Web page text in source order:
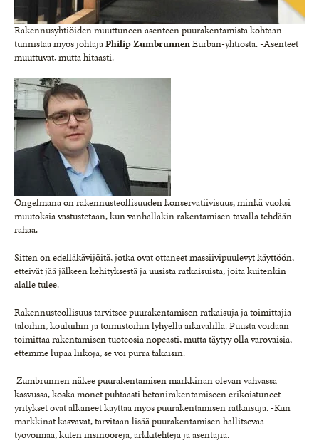
Rakennusyhtiöiden muuttuneen asenteen puurakentamista kohtaan
tunnistaa myös johtajaPhilip ZumbrunnenEurban-yhtiöstä. -Asenteet
muuttuvat, mutta hitaasti.
Ongelmana on rakennusteollisuuden konservatiivisuus, minkä vuoksi
muutoksia vastustetaan, kun vanhallakin rakentamisen tavalla tehdään
rahaa.
Sitten on edelläkävijöitä, jotka ovat ottaneet massiivipuulevyt käyttöön,
etteivät jää jälkeen kehityksestä ja uusista ratkaisuista, joita kuitenkin
alalle tulee.
Rakennusteollisuus tarvitsee puurakentamisen ratkaisuja ja toimittajia
taloihin, kouluihin ja toimistoihin lyhyellä aikavälillä. Puusta voidaan
toimittaa rakentamisen tuoteosia nopeasti, mutta täytyy olla varovaisia,
ettemme lupaa liikoja, se voi purra takaisin.
Zumbrunnen näkee puurakentamisen markkinan olevan vahvassa
kasvussa, koska monet puhtaasti betonirakentamiseen erikoistuneet
yritykset ovat alkaneet käyttää myös puurakentamisen ratkaisuja. -Kun
markkinat kasvavat, tarvitaan lisää puurakentamisen hallitsevaa
työvoimaa, kuten insinöörejä, arkkitehtejä ja asentajia.